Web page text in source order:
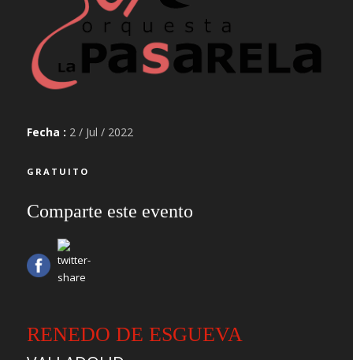
Fecha : 2 / Jul / 2022
GRATUITO
Comparte este evento
RENEDO DE ESGUEVA